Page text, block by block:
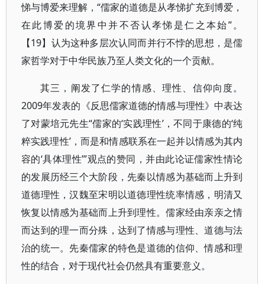
悌与博爱来理解，“儒家的道德是从孝悌扩充到博爱，
在此博爱的境界中并不否认孝悌是仁之本始”。
【19】认为这种多层次认同而并行不悖的思想，是儒
家哲学对于中华民族乃至人类文化的一个贡献。
其三，阐发了仁学的情感、理性、信仰向度。
2009年发表的《反思儒家道德的情感与理性》中表达
了对蒙培元先生“儒家的‘实践理性’，不同于康德的‘纯
粹实践理性’，而是和情感联系在一起并以情感为其内
容的‘具体理性’”观点的赞同，并由此论证儒家性情论
的发展历经三个大阶段，先秦以情感为基础而上升到
道德理性，汉魏至宋明以道德理性统率情感，明清又
恢复以情感为基础而上升到理性。儒家经由亲亲之情
而达到的理一而分殊，达到了情感与理性、道德与法
治的统一。先秦儒家的特色是道德的信仰、情感和理
性的结合，对于现代社会仍然具有重要意义。